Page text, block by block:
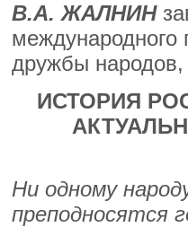
В.А. ЖАЛНИН
международного
дружбы народов,
ИСТОРИЯ
Ни одному
преподносятся